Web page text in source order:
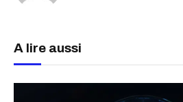
A lire aussi